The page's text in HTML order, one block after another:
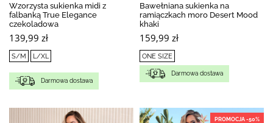
Wzorzysta sukienka midi z
falbanką True Elegance
czekoladowa
139,99 zł
S/M L/XL
Darmowa dostawa
Bawełniana sukienka na
ramiączkach moro Desert Mood
khaki
159,99 zł
ONE SIZE
Darmowa dostawa
PROMOCJA -50%